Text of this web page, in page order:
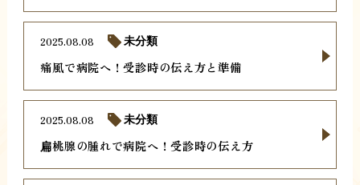
痛風で病院へ！受診時の伝え方と準備
2025.08.08 未分類
扁桃腺の腫れで病院へ！受診時の伝え方
2025.08.08 未分類